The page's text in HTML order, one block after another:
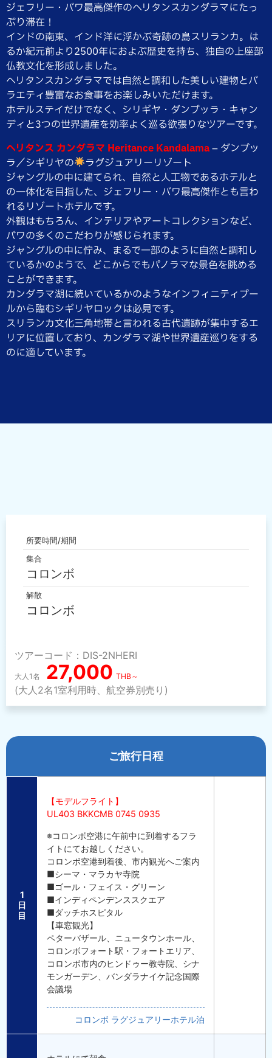
ジェフリー・バワ最高傑作のヘリタンスカンダラマにたっ
ぷり滞在！
インドの南東、インド洋に浮かぶ奇跡の島スリランカ。は
るか紀元前より2500年におよぶ歴史を持ち、独自の上座部
仏教文化を形成しました。
ヘリタンスカンダラマでは自然と調和した美しい建物とバ
ラエティ豊富なお食事をお楽しみいただけます。
ホテルステイだけでなく、シリギヤ・ダンブッラ・キャン
ディと3つの世界遺産を効率よく巡る欲張りなツアーです。
ヘリタンス カンダラマ Heritance Kandalama– ダンブッ
ラ／シギリヤの
ラグジュアリーリゾート
ジャングルの中に建てられ、自然と人工物であるホテルと
の一体化を目指した、ジェフリー・バワ最高傑作とも言わ
れるリゾートホテルです。
外観はもちろん、インテリアやアートコレクションなど、
バワの多くのこだわりが感じられます。
ジャングルの中に佇み、まるで一部のように自然と調和し
ているかのようで、どこからでもパノラマな景色を眺める
ことができます。
カンダラマ湖に続いているかのようなインフィニティプー
ルから臨むシギリヤロックは必見です。
スリランカ文化三角地帯と言われる古代遺跡が集中するエ
リアに位置しており、カンダラマ湖や世界遺産巡りをする
のに適しています。
所要時間/期間
集合
コロンボ
解散
コロンボ
ツアーコード：DIS-2NHERI
大人1名 27,000 THB～
(大人2名1室利用時、航空券別売り)
ご旅行日程
1
日
目
【モデルフライト】
UL403 BKKCMB 0745 0935
※コロンボ空港に午前中に到着するフラ
イトにてお越しください。
コロンボ空港到着後、市内観光へご案内
■シーマ・マラカヤ寺院
■ゴール・フェイス・グリーン
■インディペンデンススクエア
■ダッチホスピタル
【車窓観光】
ペターバザール、ニュータウンホール、
コロンボフォート駅・フォートエリア、
コロンボ市内のヒンドゥー教寺院、シナ
モンガーデン、バンダラナイケ記念国際
会議場
コロンボ ラグジュアリーホテル泊